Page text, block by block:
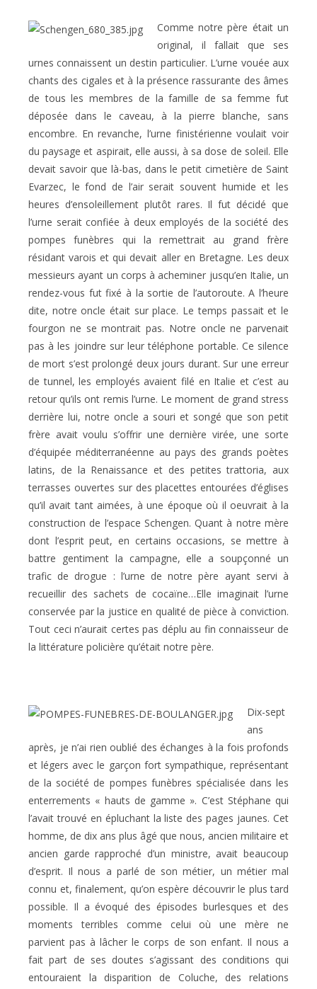
Comme notre père était un
original, il fallait que ses
urnes connaissent un destin particulier. L’urne vouée aux
chants des cigales et à la présence rassurante des âmes
de tous les membres de la famille de sa femme fut
déposée dans le caveau, à la pierre blanche, sans
encombre. En revanche, l’urne finistérienne voulait voir
du paysage et aspirait, elle aussi, à sa dose de soleil. Elle
devait savoir que là-bas, dans le petit cimetière de Saint
Evarzec, le fond de l’air serait souvent humide et les
heures d’ensoleillement plutôt rares. Il fut décidé que
l’urne serait confiée à deux employés de la société des
pompes funèbres qui la remettrait au grand frère
résidant varois et qui devait aller en Bretagne. Les deux
messieurs ayant un corps à acheminer jusqu’en Italie, un
rendez-vous fut fixé à la sortie de l’autoroute. A l’heure
dite, notre oncle était sur place. Le temps passait et le
fourgon ne se montrait pas. Notre oncle ne parvenait
pas à les joindre sur leur téléphone portable. Ce silence
de mort s’est prolongé deux jours durant. Sur une erreur
de tunnel, les employés avaient filé en Italie et c’est au
retour qu’ils ont remis l’urne. Le moment de grand stress
derrière lui, notre oncle a souri et songé que son petit
frère avait voulu s’offrir une dernière virée, une sorte
d’équipée méditerranéenne au pays des grands poètes
latins, de la Renaissance et des petites trattoria, aux
terrasses ouvertes sur des placettes entourées d’églises
qu’il avait tant aimées, à une époque où il oeuvrait à la
construction de l’espace Schengen. Quant à notre mère
dont l’esprit peut, en certains occasions, se mettre à
battre gentiment la campagne, elle a soupçonné un
trafic de drogue : l’urne de notre père ayant servi à
recueillir des sachets de cocaïne…Elle imaginait l’urne
conservée par la justice en qualité de pièce à conviction.
Tout ceci n’aurait certes pas déplu au fin connaisseur de
la littérature policière qu’était notre père.
Dix-sept
ans
après, je n’ai rien oublié des échanges à la fois profonds
et légers avec le garçon fort sympathique, représentant
de la société de pompes funèbres spécialisée dans les
enterrements « hauts de gamme ». C’est Stéphane qui
l’avait trouvé en épluchant la liste des pages jaunes. Cet
homme, de dix ans plus âgé que nous, ancien militaire et
ancien garde rapproché d’un ministre, avait beaucoup
d’esprit. Il nous a parlé de son métier, un métier mal
connu et, finalement, qu’on espère découvrir le plus tard
possible. Il a évoqué des épisodes burlesques et des
moments terribles comme celui où une mère ne
parvient pas à lâcher le corps de son enfant. Il nous a
fait part de ses doutes s’agissant des conditions qui
entouraient la disparition de Coluche, des relations